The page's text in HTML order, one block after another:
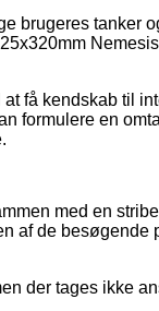
brugeres tanker
få kendskab til
formulere en
med en
af de besøgende
der tages ikke